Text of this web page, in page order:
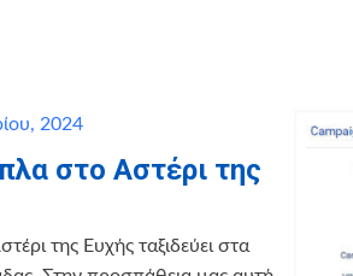
2024
στο Αστέρι της
της Ευχής ταξιδεύει στα